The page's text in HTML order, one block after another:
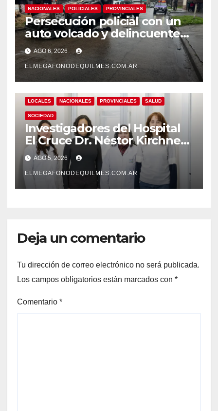
NACIONALES POLICIALES PROVINCIALES
Persecución policial con un
auto volcado y delincuentes
detenidos en San Francisco
Solano
AGO 6, 2026
ELMEGAFONODEQUILMES.COM.AR
LOCALES NACIONALES PROVINCIALES SALUD
SOCIEDAD
Investigadores del Hospital
El Cruce Dr. Néstor Kirchner
desarrollan un estudio
pionero sobre el
envejecimiento cerebral y las
demencias
AGO 5, 2026
ELMEGAFONODEQUILMES.COM.AR
Deja un comentario
Tu dirección de correo electrónico no será publicada.
Los campos obligatorios están marcados con *
Comentario *